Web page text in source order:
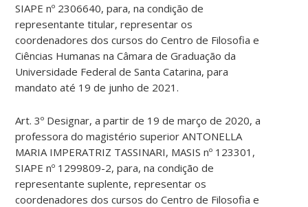
SIAPE nº 2306640, para, na condição de
representante titular, representar os
coordenadores dos cursos do Centro de Filosofia e
Ciências Humanas na Câmara de Graduação da
Universidade Federal de Santa Catarina, para
mandato até 19 de junho de 2021.
Art. 3º Designar, a partir de 19 de março de 2020, a
professora do magistério superior ANTONELLA
MARIA IMPERATRIZ TASSINARI, MASIS nº 123301,
SIAPE nº 1299809-2, para, na condição de
representante suplente, representar os
coordenadores dos cursos do Centro de Filosofia e